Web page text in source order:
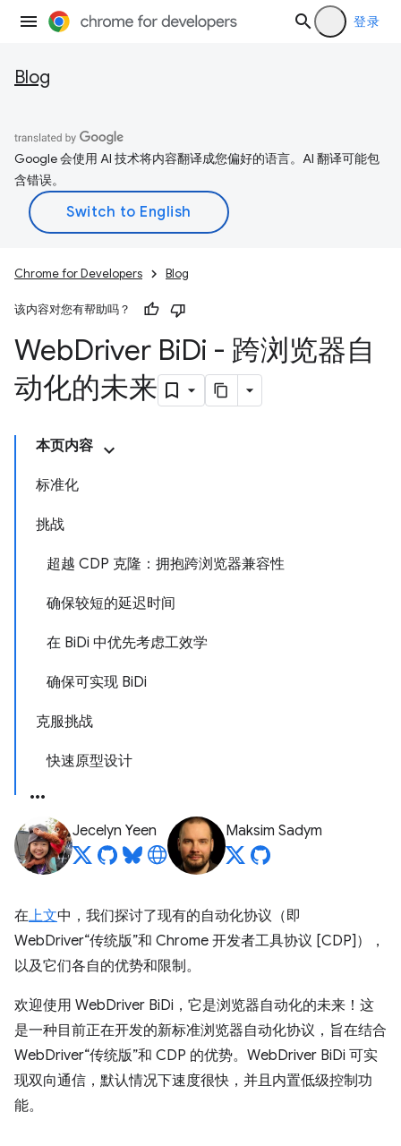
登录
Blog
Google 会使用 AI 技术将内容翻译成您偏好的语言。AI 翻译可能包
含错误。
Chrome for Developers Blog
该内容对您有帮助吗？
WebDriver BiDi - 跨浏览器自
动化的未来
本页内容
标准化
挑战
超越 CDP 克隆：拥抱跨浏览器兼容性
确保较短的延迟时间
在 BiDi 中优先考虑工效学
确保可实现 BiDi
克服挑战
快速原型设计
Jecelyn Yeen Maksim Sadym
在上文中，我们探讨了现有的自动化协议（即
WebDriver“传统版”和 Chrome 开发者工具协议 [CDP]），
以及它们各自的优势和限制。
欢迎使用 WebDriver BiDi，它是浏览器自动化的未来！这
是一种目前正在开发的新标准浏览器自动化协议，旨在结合
WebDriver“传统版”和 CDP 的优势。WebDriver BiDi 可实
现双向通信，默认情况下速度很快，并且内置低级控制功
能。